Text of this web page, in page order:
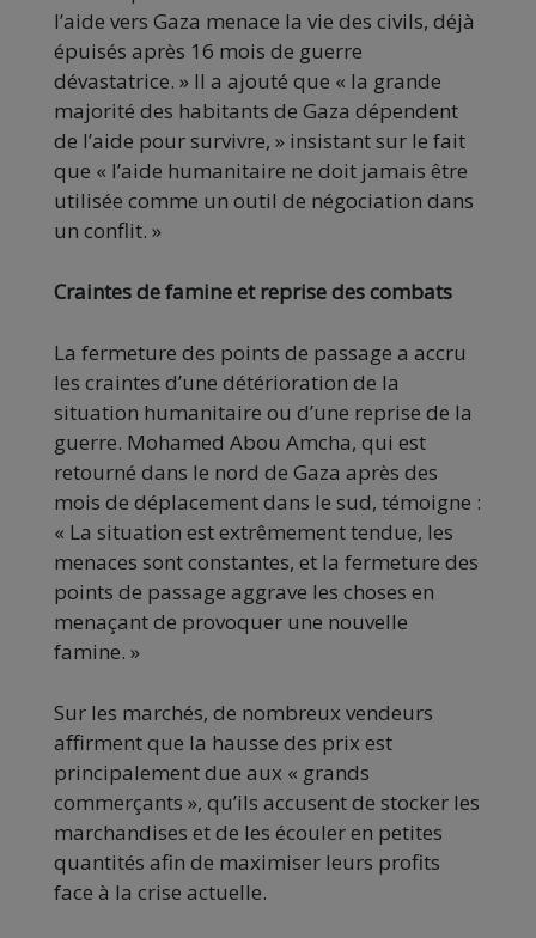
l’aide vers Gaza menace la vie des civils, déjà
épuisés après 16 mois de guerre
dévastatrice. » Il a ajouté que « la grande
majorité des habitants de Gaza dépendent
de l’aide pour survivre, » insistant sur le fait
que « l’aide humanitaire ne doit jamais être
utilisée comme un outil de négociation dans
un conflit. »
Craintes de famine et reprise des combats
La fermeture des points de passage a accru
les craintes d’une détérioration de la
situation humanitaire ou d’une reprise de la
guerre. Mohamed Abou Amcha, qui est
retourné dans le nord de Gaza après des
mois de déplacement dans le sud, témoigne :
« La situation est extrêmement tendue, les
menaces sont constantes, et la fermeture des
points de passage aggrave les choses en
menaçant de provoquer une nouvelle
famine. »
Sur les marchés, de nombreux vendeurs
affirment que la hausse des prix est
principalement due aux « grands
commerçants », qu’ils accusent de stocker les
marchandises et de les écouler en petites
quantités afin de maximiser leurs profits
face à la crise actuelle.